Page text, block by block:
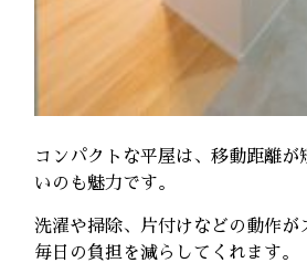
コンパクトな平屋は、移動距離が
いのも魅力です。
洗濯や掃除、片付けなどの動作が
毎日の負担を減らしてくれます。